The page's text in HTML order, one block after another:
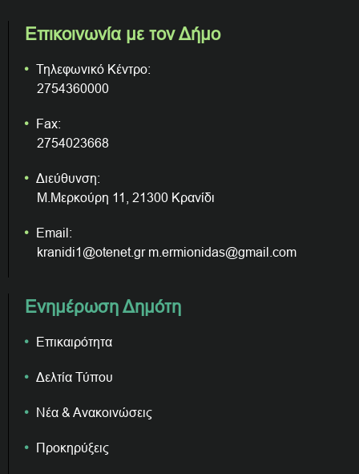
Επικοινωνία με τον Δήμο
Τηλεφωνικό Κέντρο:
2754360000
Fax:
2754023668
Διεύθυνση:
Μ.Μερκούρη 11, 21300 Κρανίδι
Email:
kranidi1@otenet.gr m.ermionidas@gmail.com
Ενημέρωση Δημότη
Επικαιρότητα
Δελτία Τύπου
Νέα & Ανακοινώσεις
Προκηρύξεις